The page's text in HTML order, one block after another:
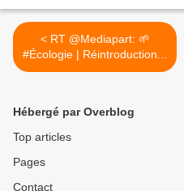
< RT @Mediapart: 🌱
#Écologie | Réintroduction...
Hébergé par Overblog
Top articles
Pages
Contact